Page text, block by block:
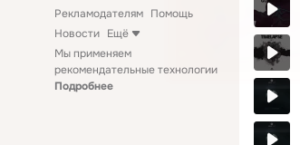
Рекламодателям Помощь
Новости Ещё
Мы применяем
рекомендательные технологии
Подробнее